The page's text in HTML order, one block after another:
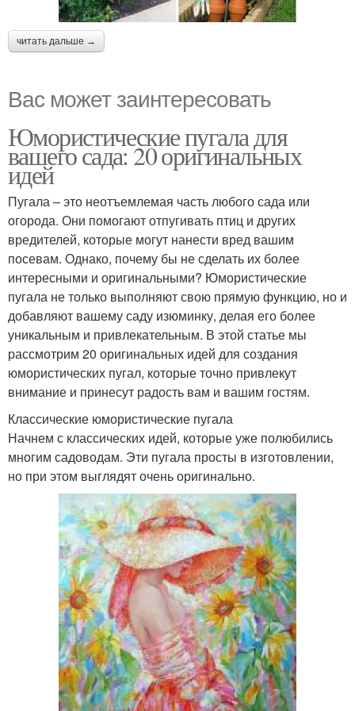
читать дальше →
Вас может заинтересовать
Юмористические пугала для
вашего сада: 20 оригинальных
идей
Пугала – это неотъемлемая часть любого сада или
огорода. Они помогают отпугивать птиц и других
вредителей, которые могут нанести вред вашим
посевам. Однако, почему бы не сделать их более
интересными и оригинальными? Юмористические
пугала не только выполняют свою прямую функцию, но и
добавляют вашему саду изюминку, делая его более
уникальным и привлекательным. В этой статье мы
рассмотрим 20 оригинальных идей для создания
юмористических пугал, которые точно привлекут
внимание и принесут радость вам и вашим гостям.
Классические юмористические пугала
Начнем с классических идей, которые уже полюбились
многим садоводам. Эти пугала просты в изготовлении,
но при этом выглядят очень оригинально.